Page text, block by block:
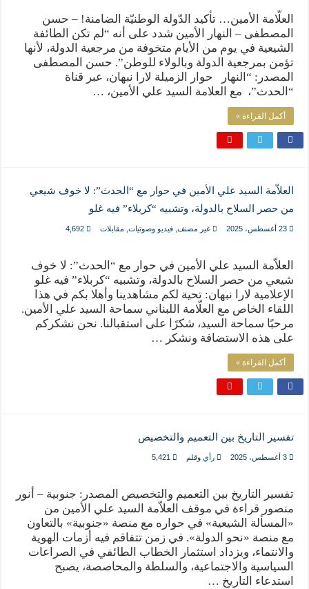
العلّامة الأمين… تأكيد الدّولة الوطنيّة الضامنة! – حسن
المصطفى – النهار الأمين شدد على أنه “لم تكن الطائفة
الشيعية في يوم من الأيام متخوفة من مرجعية الدولة، لأنها
تؤمن بمرجعية الدولة وبالولاء للوطن”. حسن المصطفى
المصدر: “النهار حوار الزميلة لارا نبهان، عبر قناة
“الحدث”، مع العلامة السيد علي الأمين، …
أكمل القراءة »
العلاّمة السيد علي الأمين في حوار مع “الحدث”: لا خوف شيعي
من حصر السلاح بالدولة، وتشبيه “كربلاء” فيه غلو
23 أغسطس، 2025 غير مصنف, فيديو وصوتيات, مقابلات 4,692
العلاّمة السيد علي الأمين في حوار مع “الحدث”: لا خوف
شيعي من حصر السلاح بالدولة، وتشبيه “كربلاء” فيه غلو
الإعلامية لارا نبهان: تحية لكم مشاهدينا وأهلا بكم في هذا
اللقاء الخاص مع العلّامة اللبناني سماحة السيد علي الأمين.
مرحبًا سماحة السيد، شكرًا على استقبالنا. نحن نشكركم
على هذه الاستضافة ونشكر …
أكمل القراءة »
تفسير التاريخ بين التعميم والتخصيص
3 أغسطس، 2025 رأي وقلم 5,421
تفسير التاريخ بين التعميم والتخصيص المصدر: جنوبية – أنور
منصور قراءة في موقف العلاّمة السيد علي الأمين من
«المسألة الشيعية» في حواره مع منصة «جنوبية» بالتعاون
مع منصة «نحو الدولة». في زمن تتفاقم فيه أزمات الهوية
والانتماء، ويزداد استثمار الخطاب الطائفي في الصراعات
السياسية والاجتماعية، والسلطة والمحاصصة، يصبح
استدعاء التاريخ …